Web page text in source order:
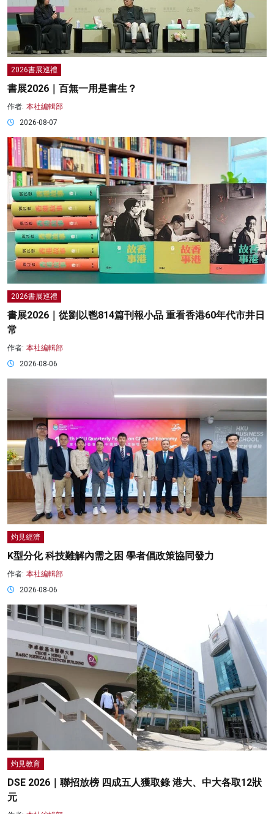
2026書展巡禮
書展2026｜百無一用是書生？
作者: 本社編輯部
2026-08-07
2026書展巡禮
書展2026｜從劉以鬯814篇刊報小品 重看香港60年代市井日
常
作者: 本社編輯部
2026-08-06
灼見經濟
K型分化 科技難解內需之困 學者倡政策協同發力
作者: 本社編輯部
2026-08-06
灼見教育
DSE 2026｜聯招放榜 四成五人獲取錄 港大、中大各取12狀
元